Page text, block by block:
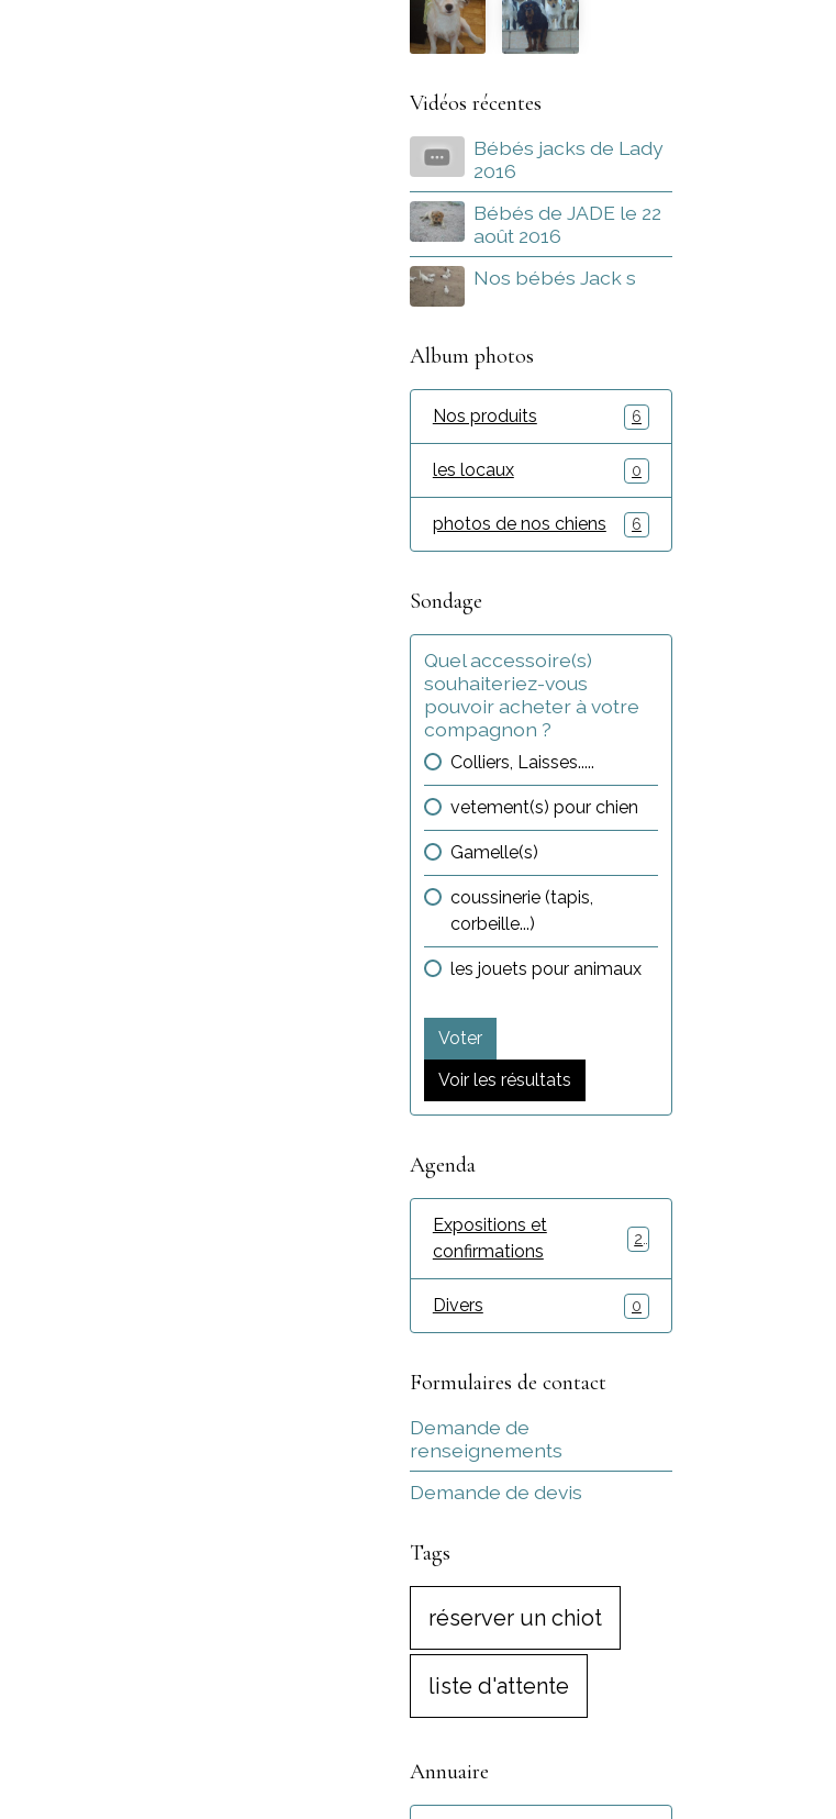
Vidéos récentes
Bébés jacks de Lady
2016
Bébés de JADE le 22
août 2016
Nos bébés Jack s
Album photos
Nos produits 6
les locaux 0
photos de nos chiens 6
Sondage
Quel accessoire(s)
souhaiteriez-vous
pouvoir acheter à votre
compagnon ?
Colliers, Laisses.....
vetement(s) pour chien
Gamelle(s)
coussinerie (tapis,
corbeille...)
les jouets pour animaux
Voter
Voir les résultats
Agenda
Expositions et
confirmations
2
Divers 0
Formulaires de contact
Demande de
renseignements
Demande de devis
Tags
réserver un chiot
liste d'attente
Annuaire